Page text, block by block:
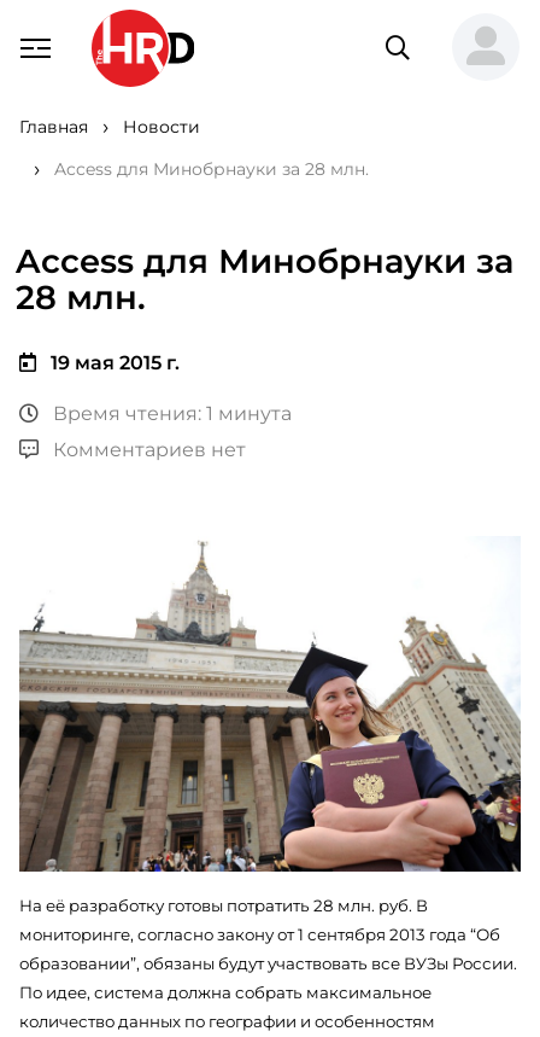
Главная
Новости
Access для Минобрнауки за 28 млн.
Access для Минобрнауки за
28 млн.
19 мая 2015 г.
Время чтения: 1 минута
Комментариев нет
На её разработку готовы потратить 28 млн. руб. В
мониторинге, согласно закону от 1 сентября 2013 года “Об
образовании”, обязаны будут участвовать все ВУЗы России.
По идее, система должна собрать максимальное
количество данных по географии и особенностям